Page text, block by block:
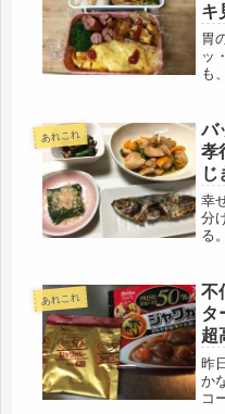
キ
弁
胃
ッ
も
残
か
て
あれこれ
バ
孝
じ
テ
幸
分
る
ラ
の
も
あれこれ
不
タ
超
50
昨
か
コ